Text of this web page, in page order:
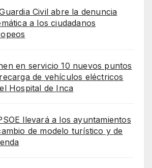
Civil abre la denuncia
a los ciudadanos
en servicio 10 nuevos puntos
de vehículos eléctricos
Hospital de Inca
llevará a los ayuntamientos
de modelo turístico y de